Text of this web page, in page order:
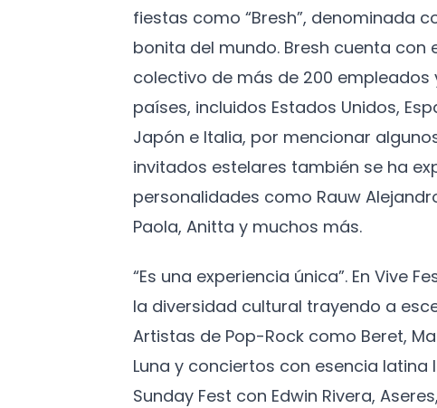
fiestas como “Bresh”, denominada
bonita del mundo. Bresh cuenta con
colectivo de más de 200 empleados
países, incluidos Estados Unidos,
Japón e Italia, por mencionar
invitados estelares también se ha
personalidades como Rauw
Paola, Anitta y muchos más.
“Es una experiencia única”. En Vive
la diversidad cultural trayendo a
Artistas de Pop-Rock como Beret,
Luna y conciertos con esencia latina
Sunday Fest con Edwin Rivera,